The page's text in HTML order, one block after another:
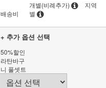
배송비
개별(비례추가)
지역
별
+ 추가 옵션 선택
50%할인
라탄바구
니 풀셋트